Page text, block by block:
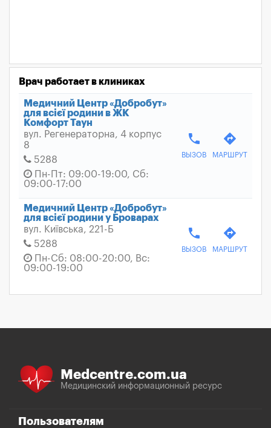
Врач работает в клиниках
Медичний Центр «Добробут»
для всієї родини в ЖК
Комфорт Таун
вул. Регенераторна, 4 корпус
8
5288
Пн-Пт: 09:00-19:00, Сб:
09:00-17:00
phone
ВЫЗОВ
directions
МАРШРУТ
Медичний Центр «Добробут»
для всієї родини у Броварах
вул. Київська, 221-Б
5288
Пн-Сб: 08:00-20:00, Вс:
09:00-19:00
phone
ВЫЗОВ
directions
МАРШРУТ
Medcentre.com.ua
Медицинский информационный ресурс
Пользователям